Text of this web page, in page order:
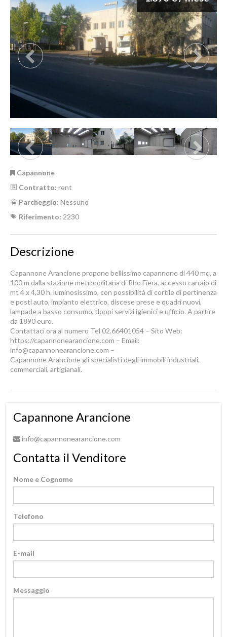
Capannone
Contratto: rent
Parcheggio: Nessuno
Riferimento: 2230
Descrizione
Capannone Arancione propone bellissimo capannone di 440 mq, a
100 m dalla stazione metropolitana di Rho Fiera, accesso carraio di
mt 4 x 4,30 h. luminosissimo, con possibilità di cortile di pertinenza
e posti auto, impianto elettrico, discese prese e quadri nuovi,
lampade a basso consumo, doppi servizi igienici e ufficio. A partire
da 1890 euro.
Contattaci ora al numero Tel 02.66401054 – Sito Web:
https://capannonearancione.com – Email:
info@capannonearancione.com –
Capannone Arancione gli specialisti degli immobili industriali,
commerciali, artigianali.
Capannone Arancione
info@capannonearancione.com
Contatta il Venditore
Nome e Cognome
Telefono
E-mail
Messaggio